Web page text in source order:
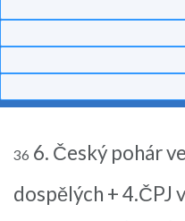
36 6. Český pohár
dospělých + 4.ČPJ